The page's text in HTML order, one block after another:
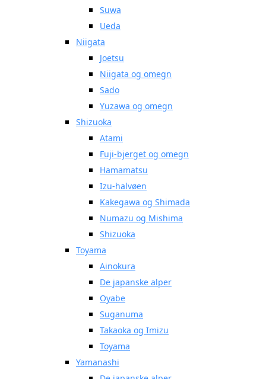
Suwa
Ueda
Niigata
Joetsu
Niigata og omegn
Sado
Yuzawa og omegn
Shizuoka
Atami
Fuji-bjerget og omegn
Hamamatsu
Izu-halvøen
Kakegawa og Shimada
Numazu og Mishima
Shizuoka
Toyama
Ainokura
De japanske alper
Oyabe
Suganuma
Takaoka og Imizu
Toyama
Yamanashi